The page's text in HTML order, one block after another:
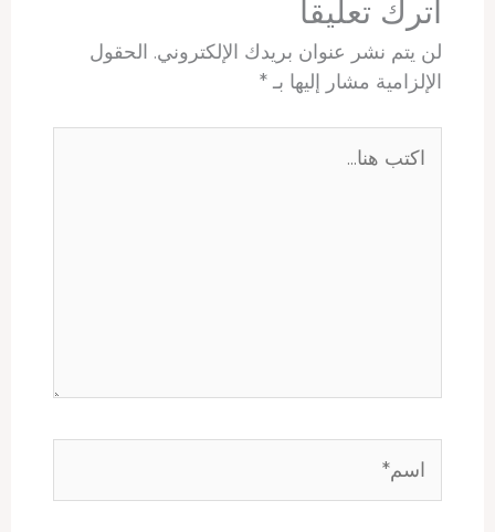
اترك تعليقاً
لن يتم نشر عنوان بريدك الإلكتروني. الحقول
الإلزامية مشار إليها بـ*
هنا...